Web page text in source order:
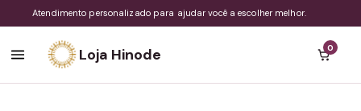
Atendimento personalizado para ajudar você a escolher melhor.
Loja Hinode 0